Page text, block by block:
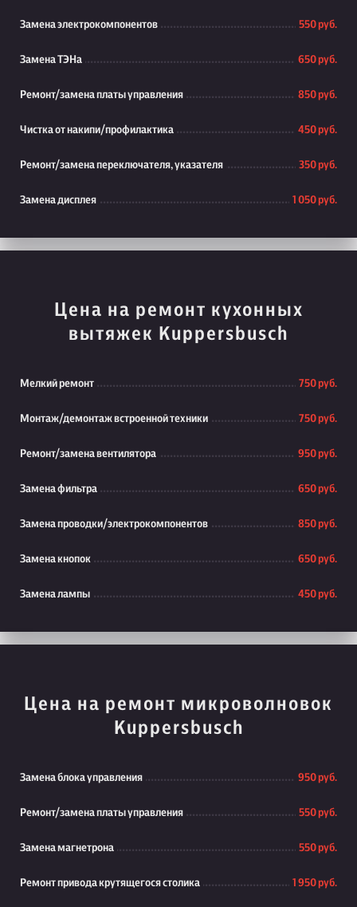
Замена электрокомпонентов 550 руб.
Замена ТЭНа 650 руб.
Ремонт/замена платы управления 850 руб.
Чистка от накипи/профилактика 450 руб.
Ремонт/замена переключателя, указателя 350 руб.
Замена дисплея 1 050 руб.
Цена на ремонт кухонных
вытяжек Kuppersbusch
Мелкий ремонт 750 руб.
Монтаж/демонтаж встроенной техники 750 руб.
Ремонт/замена вентилятора 950 руб.
Замена фильтра 650 руб.
Замена проводки/электрокомпонентов 850 руб.
Замена кнопок 650 руб.
Замена лампы 450 руб.
Цена на ремонт микроволновок
Kuppersbusch
Замена блока управления 950 руб.
Ремонт/замена платы управления 550 руб.
Замена магнетрона 550 руб.
Ремонт привода крутящегося столика 1 950 руб.